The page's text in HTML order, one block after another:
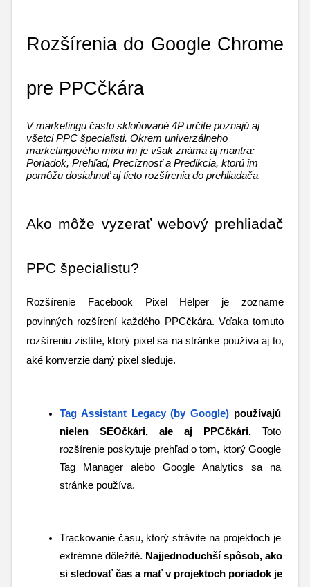
Rozšírenia do Google Chrome
pre PPCčkára
V marketingu často skloňované 4P určite poznajú aj
všetci PPC špecialisti. Okrem univerzálneho
marketingového mixu im je však známa aj mantra:
Poriadok, Prehľad, Precíznosť a Predikcia, ktorú im
pomôžu dosiahnuť aj tieto rozšírenia do prehliadača.
Ako môže vyzerať webový prehliadač
PPC špecialistu?
Rozšírenie Facebook Pixel Helper je zozname
povinných rozšírení každého PPCčkára. Vďaka tomuto
rozšíreniu zistíte, ktorý pixel sa na stránke používa aj to,
aké konverzie daný pixel sleduje.
Tag Assistant Legacy (by Google) používajú
nielen SEOčkári, ale aj PPCčkári. Toto
rozšírenie poskytuje prehľad o tom, ktorý Google
Tag Manager alebo Google Analytics sa na
stránke používa.
Trackovanie času, ktorý strávite na projektoch je
extrémne dôležité. Najjednoduchší spôsob, ako
si sledovať čas a mať v projektoch poriadok je